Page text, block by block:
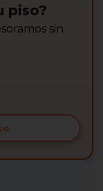
piso?
sin